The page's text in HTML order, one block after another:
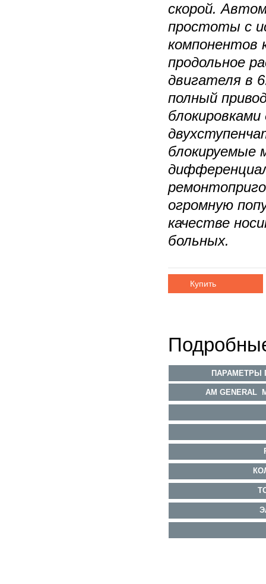
скорой.
простоты с
компонентов
продольное
двигателя в
полный
блокируемые
огромную
качестве
больных.
Купить
ПАРАМЕТРЫ
AM GENERAL